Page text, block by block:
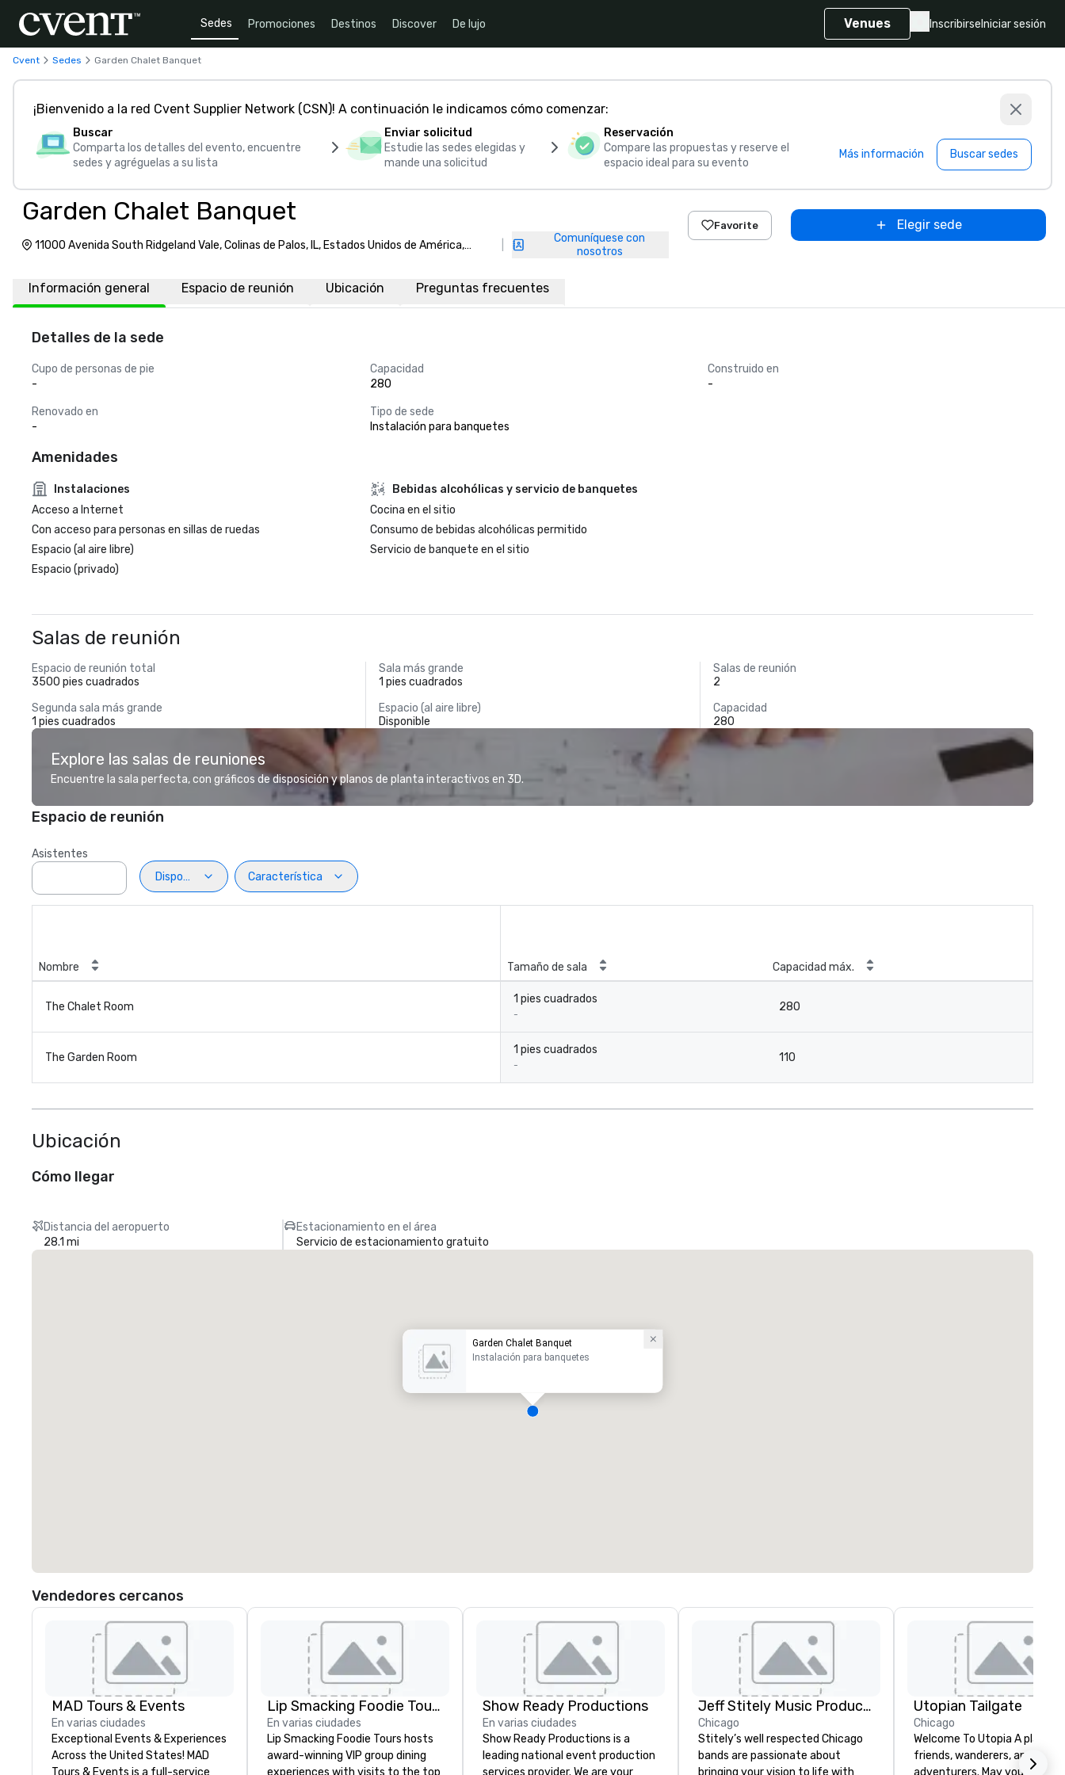
Sedes Promociones Destinos Discover De lujo Venues Inscribirse Iniciar sesión
Cvent Sedes Garden Chalet Banquet
¡Bienvenido a la red Cvent Supplier Network (CSN)! A continuación le indicamos cómo comenzar:
Buscar
Comparta los detalles del evento, encuentre
sedes y agréguelas a su lista
Enviar solicitud
Estudie las sedes elegidas y
mande una solicitud
Reservación
Compare las propuestas y reserve el
espacio ideal para su evento
Más información Buscar sedes
Garden Chalet Banquet
11000 Avenida South Ridgeland Vale, Colinas de Palos, IL, Estados Unidos de América,
Comuníquese con
nosotros
Favorite Elegir sede
Información general Espacio de reunión Ubicación Preguntas frecuentes
Detalles de la sede
Cupo de personas de pie
-
Capacidad
280
Construido en
-
Renovado en
-
Tipo de sede
Instalación para banquetes
Amenidades
Instalaciones
Acceso a Internet
Con acceso para personas en sillas de ruedas
Espacio (al aire libre)
Espacio (privado)
Bebidas alcohólicas y servicio de banquetes
Cocina en el sitio
Consumo de bebidas alcohólicas permitido
Servicio de banquete en el sitio
Salas de reunión
Espacio de reunión total
3500 pies cuadrados
Sala más grande
1 pies cuadrados
Salas de reunión
2
Segunda sala más grande
1 pies cuadrados
Espacio (al aire libre)
Disponible
Capacidad
280
Explore las salas de reuniones
Encuentre la sala perfecta, con gráficos de disposición y planos de planta interactivos en 3D.
Espacio de reunión
Asistentes
Disposiciön
Característica
Nombre Tamaño de sala Capacidad máx.
The Chalet Room
1 pies cuadrados
-
280
The Garden Room
1 pies cuadrados
-
110
Ubicación
Cómo llegar
Distancia del aeropuerto
28.1 mi
Estacionamiento en el área
Servicio de estacionamiento gratuito
Garden Chalet Banquet
Instalación para banquetes
Vendedores cercanos
MAD Tours & Events
En varias ciudades
Exceptional Events & Experiences
Across the United States! MAD
Tours & Events is a full-service
Lip Smacking Foodie Tours
En varias ciudades
Lip Smacking Foodie Tours hosts
award-winning VIP group dining
experiences with visits to the top
Show Ready Productions
En varias ciudades
Show Ready Productions is a
leading national event production
services provider. We are your
Jeff Stitely Music Productions, Inc.
Chicago
Stitely’s well respected Chicago
bands are passionate about
bringing your vision to life with
Utopian Tailgate
Chicago
Welcome To Utopia A place
friends, wanderers, and
adventurers. May you have a